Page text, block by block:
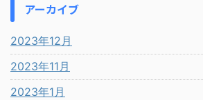
アーカイブ
2023年12月
2023年11月
2023年1月